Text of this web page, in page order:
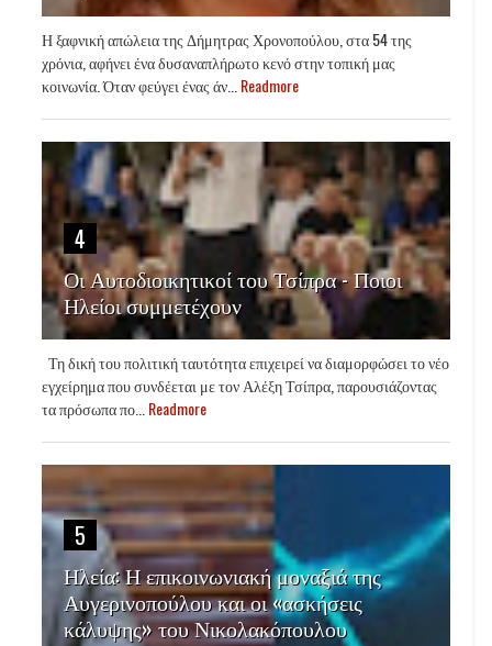
Η ξαφνική απώλεια της Δήμητρας Χρονοπούλου, στα 54 της
χρόνια, αφήνει ένα δυσαναπλήρωτο κενό στην τοπική μας
κοινωνία. Όταν φεύγει ένας άν...Readmore
4
Οι Αυτοδιοικητικοί του Τσίπρα - Ποιοι
Ηλείοι συμμετέχουν
Τη δική του πολιτική ταυτότητα επιχειρεί να διαμορφώσει το νέο
εγχείρημα που συνδέεται με τον Αλέξη Τσίπρα, παρουσιάζοντας
τα πρόσωπα πο...Readmore
5
Ηλεία: Η επικοινωνιακή μοναξιά της
Αυγερινοπούλου και οι «ασκήσεις
κάλυψης» του Νικολακόπουλου